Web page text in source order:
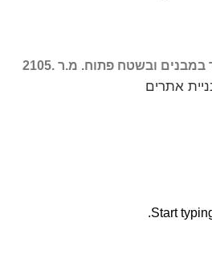
ובשטח פתוח. מ.ר .2105
אתרים
Start